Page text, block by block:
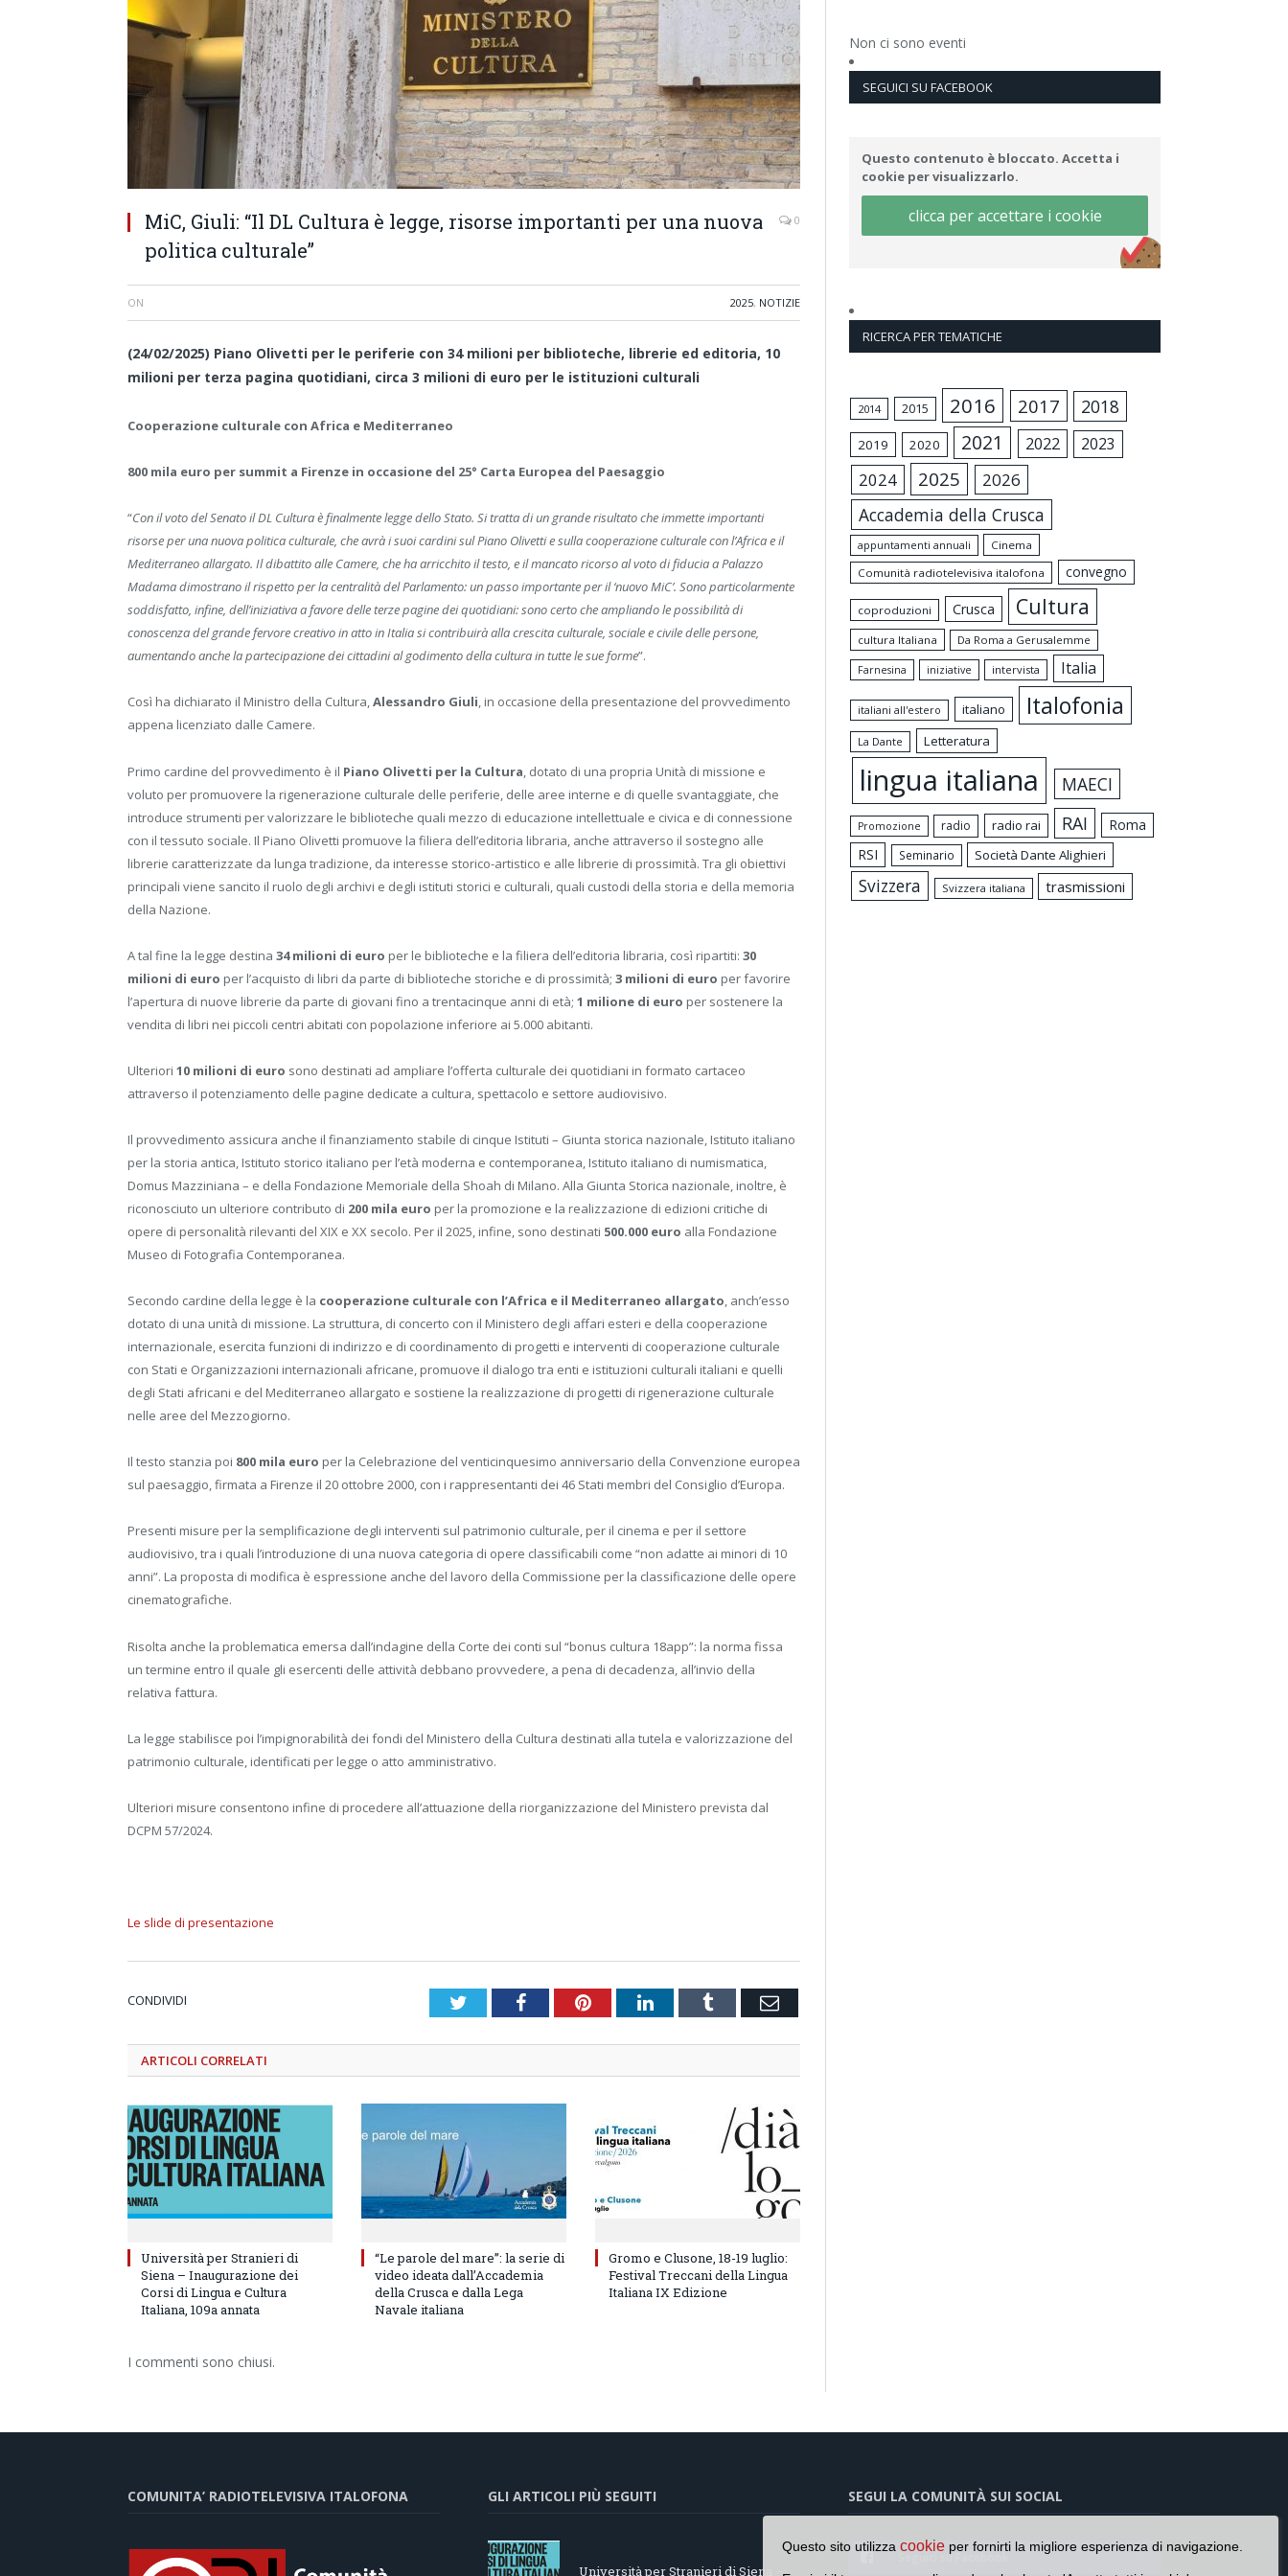
MiC, Giuli: “Il DL Cultura è legge, risorse importanti per una nuova
politica culturale”
0
ON 2025, NOTIZIE
(24/02/2025) Piano Olivetti per le periferie con 34 milioni per biblioteche, librerie ed editoria, 10
milioni per terza pagina quotidiani, circa 3 milioni di euro per le istituzioni culturali
Cooperazione culturale con Africa e Mediterraneo
800 mila euro per summit a Firenze in occasione del 25° Carta Europea del Paesaggio
“Con il voto del Senato il DL Cultura è finalmente legge dello Stato. Si tratta di un grande risultato che immette importanti
risorse per una nuova politica culturale, che avrà i suoi cardini sul Piano Olivetti e sulla cooperazione culturale con l’Africa e il
Mediterraneo allargato. Il dibattito alle Camere, che ha arricchito il testo, e il mancato ricorso al voto di fiducia a Palazzo
Madama dimostrano il rispetto per la centralità del Parlamento: un passo importante per il ‘nuovo MiC’. Sono particolarmente
soddisfatto, infine, dell’iniziativa a favore delle terze pagine dei quotidiani: sono certo che ampliando le possibilità di
conoscenza del grande fervore creativo in atto in Italia si contribuirà alla crescita culturale, sociale e civile delle persone,
aumentando anche la partecipazione dei cittadini al godimento della cultura in tutte le sue forme”.
Così ha dichiarato il Ministro della Cultura,Alessandro Giuli, in occasione della presentazione del provvedimento
appena licenziato dalle Camere.
Primo cardine del provvedimento è il Piano Olivetti per la Cultura , dotato di una propria Unità di missione e
voluto per promuovere la rigenerazione culturale delle periferie, delle aree interne e di quelle svantaggiate, che
introduce strumenti per valorizzare le biblioteche quali mezzo di educazione intellettuale e civica e di connessione
con il tessuto sociale. Il Piano Olivetti promuove la filiera dell’editoria libraria, anche attraverso il sostegno alle
librerie caratterizzate da lunga tradizione, da interesse storico-artistico e alle librerie di prossimità. Tra gli obiettivi
principali viene sancito il ruolo degli archivi e degli istituti storici e culturali, quali custodi della storia e della memoria
della Nazione.
A tal fine la legge destina 34 milioni di euro per le biblioteche e la filiera dell’editoria libraria, così ripartiti: 30
milioni di euro per l’acquisto di libri da parte di biblioteche storiche e di prossimità; 3 milioni di euro per favorire
l’apertura di nuove librerie da parte di giovani fino a trentacinque anni di età; 1 milione di euro per sostenere la
vendita di libri nei piccoli centri abitati con popolazione inferiore ai 5.000 abitanti.
Ulteriori 10 milioni di euro sono destinati ad ampliare l’offerta culturale dei quotidiani in formato cartaceo
attraverso il potenziamento delle pagine dedicate a cultura, spettacolo e settore audiovisivo.
Il provvedimento assicura anche il finanziamento stabile di cinque Istituti – Giunta storica nazionale, Istituto italiano
per la storia antica, Istituto storico italiano per l’età moderna e contemporanea, Istituto italiano di numismatica,
Domus Mazziniana – e della Fondazione Memoriale della Shoah di Milano. Alla Giunta Storica nazionale, inoltre, è
riconosciuto un ulteriore contributo di 200 mila euro per la promozione e la realizzazione di edizioni critiche di
opere di personalità rilevanti del XIX e XX secolo. Per il 2025, infine, sono destinati 500.000 euro alla Fondazione
Museo di Fotografia Contemporanea.
Secondo cardine della legge è la cooperazione culturale con l’Africa e il Mediterraneo allargato, anch’esso
dotato di una unità di missione. La struttura, di concerto con il Ministero degli affari esteri e della cooperazione
internazionale, esercita funzioni di indirizzo e di coordinamento di progetti e interventi di cooperazione culturale
con Stati e Organizzazioni internazionali africane, promuove il dialogo tra enti e istituzioni culturali italiani e quelli
degli Stati africani e del Mediterraneo allargato e sostiene la realizzazione di progetti di rigenerazione culturale
nelle aree del Mezzogiorno.
Il testo stanzia poi 800 mila euro per la Celebrazione del venticinquesimo anniversario della Convenzione europea
sul paesaggio, firmata a Firenze il 20 ottobre 2000, con i rappresentanti dei 46 Stati membri del Consiglio d’Europa.
Presenti misure per la semplificazione degli interventi sul patrimonio culturale, per il cinema e per il settore
audiovisivo, tra i quali l’introduzione di una nuova categoria di opere classificabili come “non adatte ai minori di 10
anni”. La proposta di modifica è espressione anche del lavoro della Commissione per la classificazione delle opere
cinematografiche.
Risolta anche la problematica emersa dall’indagine della Corte dei conti sul “bonus cultura 18app”: la norma fissa
un termine entro il quale gli esercenti delle attività debbano provvedere, a pena di decadenza, all’invio della
relativa fattura.
La legge stabilisce poi l’impignorabilità dei fondi del Ministero della Cultura destinati alla tutela e valorizzazione del
patrimonio culturale, identificati per legge o atto amministrativo.
Ulteriori misure consentono infine di procedere all’attuazione della riorganizzazione del Ministero prevista dal
DCPM 57/2024.
Le slide di presentazione
CONDIVIDI TwitterFacebookPinterestLinkedInTumblr Email
ARTICOLI CORRELATI
Università per Stranieri di
Siena – Inaugurazione dei
Corsi di Lingua e Cultura
Italiana, 109a annata
“Le parole del mare”: la serie di
video ideata dall’Accademia
della Crusca e dalla Lega
Navale italiana
Gromo e Clusone, 18-19 luglio:
Festival Treccani della Lingua
Italiana IX Edizione
I commenti sono chiusi.
Non ci sono eventi
SEGUICI SU FACEBOOK
Questo contenuto è bloccato. Accetta i
cookie per visualizzarlo.
clicca per accettare i cookie
RICERCA PER TEMATICHE
2014 2015 2016 2017 2018
2019 2020 2021 2022 2023
2024 2025 2026
Accademia della Crusca
appuntamenti annuali
Cinema
Comunità radiotelevisiva italofona
convegno
coproduzioni Crusca Cultura
cultura Italiana Da Roma a Gerusalemme
Farnesina iniziative intervista Italia
italiani all'estero italiano Italofonia
La Dante Letteratura
lingua italiana MAECI
Promozione radio radio rai RAI
Roma
RSI
Seminario Società Dante Alighieri
Svizzera Svizzera italiana trasmissioni
COMUNITA’ RADIOTELEVISIVA ITALOFONA GLI ARTICOLI PIÙ SEGUITI
Università per Stranieri di Siena –
SEGUI LA COMUNITÀ SUI SOCIAL
Seguici su Facebook
Questo sito utilizzacookie per fornirti la migliore esperienza di navigazione.